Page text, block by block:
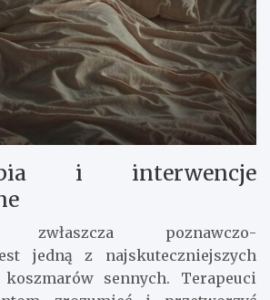
i interwencje
zwłaszcza poznawczo-
jedną z najskuteczniejszych
sennych. Terapeuci